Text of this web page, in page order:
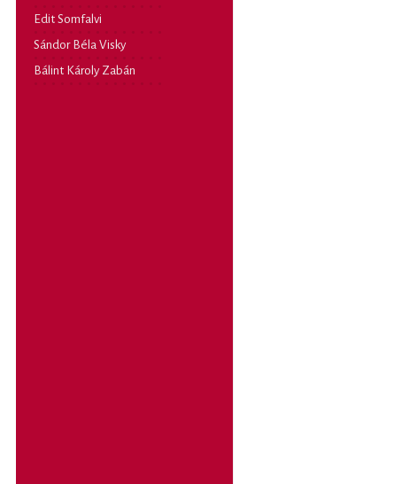
Edit Somfalvi
Sándor Béla Visky
Bálint Károly Zabán